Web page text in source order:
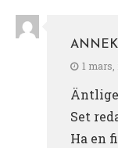
1 mars,
Set
Ha en